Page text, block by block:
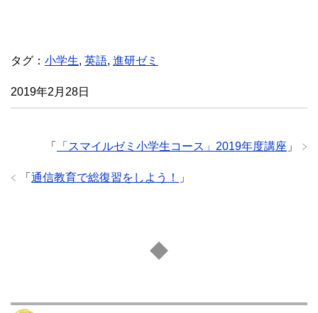
タグ： 小学生, 英語, 進研ゼミ
2019年2月28日
「 「スマイルゼミ小学生コース」2019年度講座 」
「 通信教育で総復習をしよう！ 」